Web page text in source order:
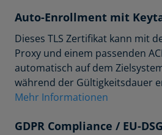
Auto-Enrollment mit
Dieses TLS Zertifikat kann mit
Proxy und einem passenden
automatisch auf dem
während der Gültigkeitsdauer
Mehr Informationen
GDPR Compliance / EU-